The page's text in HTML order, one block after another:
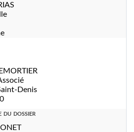
Denis
dossier